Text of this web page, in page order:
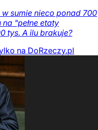
w sumie nieco ponad 700
"pełne etaty
tys. A ilu brakuje?
na DoRzeczy.pl